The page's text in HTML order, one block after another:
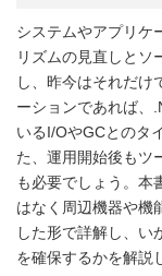
システムやアプリケ
リズムの見直しとソ
し、昨今はそれだけ
ーションであれば、
いるI/OやGCとのタ
た、運用開始後もツ
も必要でしょう。本
はなく周辺機器や機
した形で詳解し、い
を確保するかを解説